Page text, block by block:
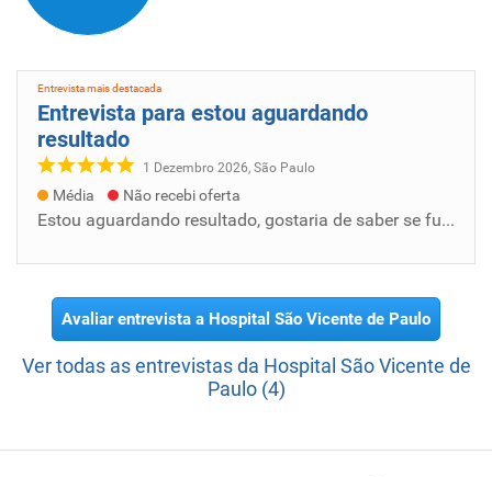
Entrevista mais destacada
Entrevista para estou aguardando
resultado
1 Dezembro 2026, São Paulo
Média Não recebi oferta
Estou aguardando resultado, gostaria de saber se fui aprovada, estou muito precisando do trabalho e gostaria de pedir pra me dar uma chance,...
Avaliar entrevista a Hospital São Vicente de Paulo
Ver todas as entrevistas da Hospital São Vicente de
Paulo (4)